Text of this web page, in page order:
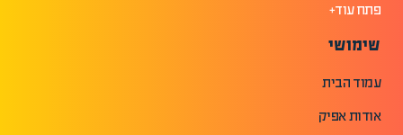
פתח עוד+
שימושי
עמוד הבית
אודות אפיק